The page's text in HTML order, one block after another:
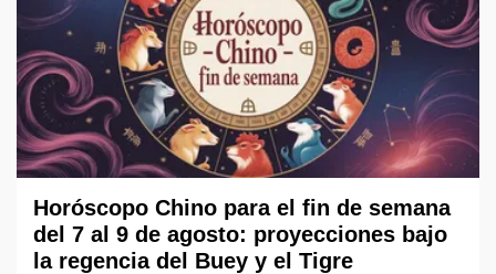
Horóscopo Chino para el fin de semana
del 7 al 9 de agosto: proyecciones bajo
la regencia del Buey y el Tigre